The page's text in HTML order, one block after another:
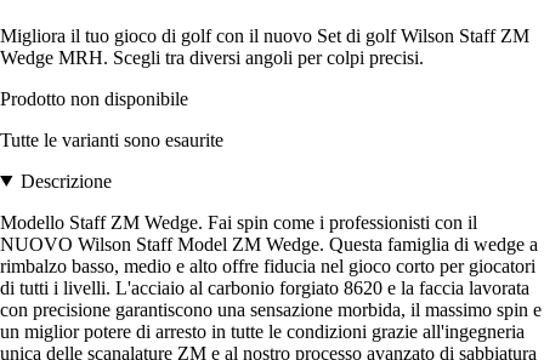
Migliora il tuo gioco di golf con il nuovo Set di golf Wilson Staff ZM
Wedge MRH. Scegli tra diversi angoli per colpi precisi.
Prodotto non disponibile
Tutte le varianti sono esaurite
Descrizione
Modello Staff ZM Wedge. Fai spin come i professionisti con il
NUOVO Wilson Staff Model ZM Wedge. Questa famiglia di wedge a
rimbalzo basso, medio e alto offre fiducia nel gioco corto per giocatori
di tutti i livelli. L'acciaio al carbonio forgiato 8620 e la faccia lavorata
con precisione garantiscono una sensazione morbida, il massimo spin e
un miglior potere di arresto in tutte le condizioni grazie all'ingegneria
unica delle scanalature ZM e al nostro processo avanzato di sabbiatura